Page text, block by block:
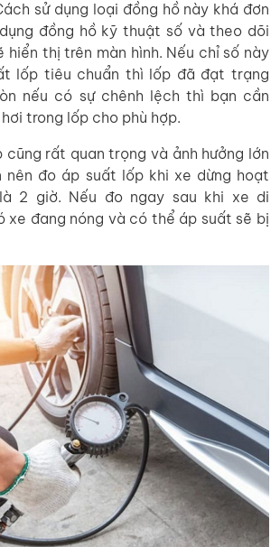
sử dụng loại đồng hồ này khá đơn
đồng hồ kỹ thuật số và theo dõi
hiển thị trên màn hình. Nếu chỉ số này
lốp tiêu chuẩn thì lốp đã đạt trạng
nếu có sự chênh lệch thì bạn cần
trong lốp cho phù hợp.
cũng rất quan trọng và ảnh hưởng lớn
nên đo áp suất lốp khi xe dừng hoạt
2 giờ. Nếu đo ngay sau khi xe di
xe đang nóng và có thể áp suất sẽ bị